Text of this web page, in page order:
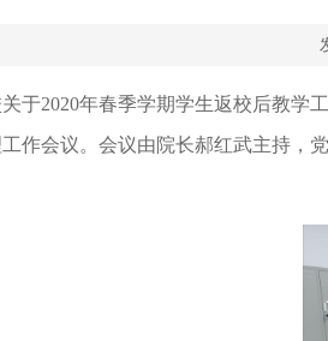
于2020年春季学期学生返校后教学
作会议。会议由院长郝红武主持，